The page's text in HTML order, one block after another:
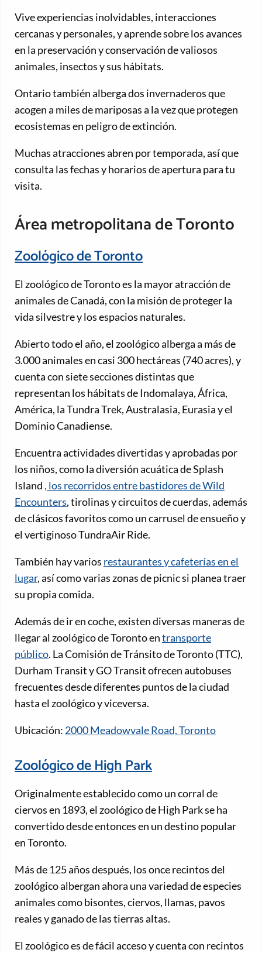
Vive experiencias inolvidables, interacciones
cercanas y personales, y aprende sobre los avances
en la preservación y conservación de valiosos
animales, insectos y sus hábitats.
Ontario también alberga dos invernaderos que
acogen a miles de mariposas a la vez que protegen
ecosistemas en peligro de extinción.
Muchas atracciones abren por temporada, así que
consulta las fechas y horarios de apertura para tu
visita.
Área metropolitana de Toronto
Zoológico de Toronto
El zoológico de Toronto es la mayor atracción de
animales de Canadá, con la misión de proteger la
vida silvestre y los espacios naturales.
Abierto todo el año, el zoológico alberga a más de
3.000 animales en casi 300 hectáreas (740 acres), y
cuenta con siete secciones distintas que
representan los hábitats de Indomalaya, África,
América, la Tundra Trek, Australasia, Eurasia y el
Dominio Canadiense.
Encuentra actividades divertidas y aprobadas por
los niños, como la diversión acuática de Splash
Island , los recorridos entre bastidores de Wild
Encounters, tirolinas y circuitos de cuerdas, además
de clásicos favoritos como un carrusel de ensueño y
el vertiginoso TundraAir Ride.
También hay varios restaurantes y cafeterías en el
lugar, así como varias zonas de picnic si planea traer
su propia comida.
Además de ir en coche, existen diversas maneras de
llegar al zoológico de Toronto entransporte
público. La Comisión de Tránsito de Toronto (TTC),
Durham Transit y GO Transit ofrecen autobuses
frecuentes desde diferentes puntos de la ciudad
hasta el zoológico y viceversa.
Ubicación: 2000 Meadowvale Road, Toronto
Zoológico de High Park
Originalmente establecido como un corral de
ciervos en 1893, el zoológico de High Park se ha
convertido desde entonces en un destino popular
en Toronto.
Más de 125 años después, los once recintos del
zoológico albergan ahora una variedad de especies
animales como bisontes, ciervos, llamas, pavos
reales y ganado de las tierras altas.
El zoológico es de fácil acceso y cuenta con recintos